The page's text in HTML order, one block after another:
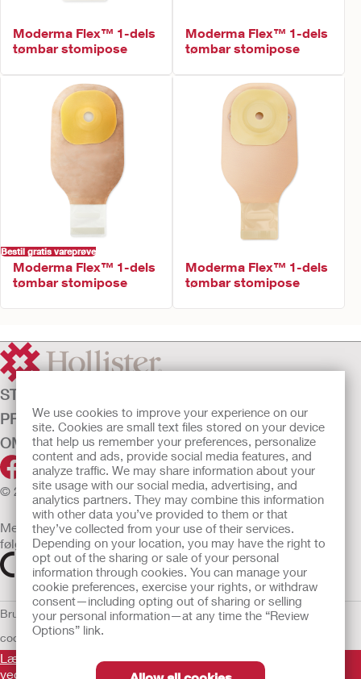
We use cookies to improve your experience on our
site. Cookies are small text files stored on your device
that help us remember your preferences, personalize
content and ads, provide social media features, and
analyze traffic. We may share information about your
site usage with our social media, advertising, and
analytics partners. They may combine this information
with other data you’ve provided to them or that
they’ve collected from your use of their services.
Depending on your location, you may have the right to
opt out of the sharing or sale of your personal
information through cookies. You can manage your
cookie preferences, exercise your rights, or withdraw
consent—including opting out of sharing or selling
your personal information—at any time the “Review
Options” link.
Moderma Flex™ 1-dels
tømbar stomipose
Moderma Flex™ 1-dels
tømbar stomipose
Bestil gratis vareprøve
Moderma Flex™ 1-dels
tømbar stomipose
Moderma Flex™ 1-dels
tømbar stomipose
STOMIPLEJE
PRODUKTER
OM OS
© 2026 Hollister Incorporated
Medicinsk udstyr, der sælges i EU, er mærket med et af
følgende symboler
Brugsvilkår Politik om beskyttelse af personlige oplysningerBrug af
cookiesEU Whistleblower Notice
Læs venligst brugsvejledningen inden brug for information
vedrørende brug, kontraindikationer, advarsler,